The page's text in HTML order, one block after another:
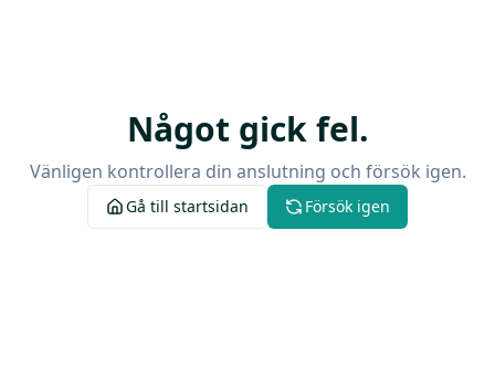
Något gick fel.
Vänligen kontrollera din anslutning och försök igen.
Gå till startsidan Försök igen